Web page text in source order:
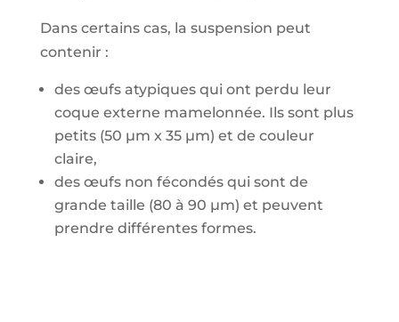
Dans certains cas, la suspension peut
contenir :
des œufs atypiques qui ont perdu leur
coque externe mamelonnée. Ils sont plus
petits (50 µm x 35 µm) et de couleur
claire,
des œufs non fécondés qui sont de
grande taille (80 à 90 µm) et peuvent
prendre différentes formes.